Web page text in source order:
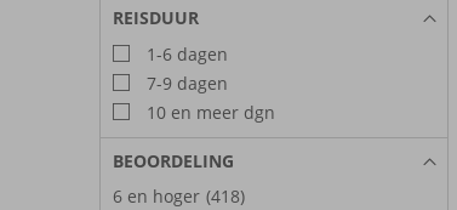
REISDUUR
1-6 dagen
7-9 dagen
10 en meer dgn
BEOORDELING
6 en hoger (418)